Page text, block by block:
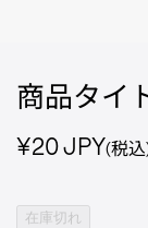
商品タイ
通常価格
¥20 JPY(税込
在庫切れ